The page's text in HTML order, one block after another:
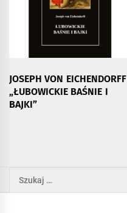
JOSEPH VON EICHENDORFF
„ŁUBOWICKIE BAŚNIE I
BAJKI”
Szukaj: